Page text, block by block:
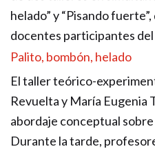
helado” y “Pisando
docentes participantes
Palito, bombón, helado
El taller teórico-
Revuelta y María Eugenia
abordaje conceptual
Durante la tarde,